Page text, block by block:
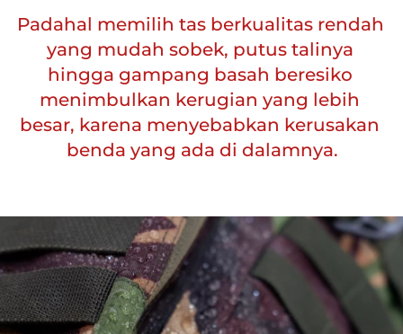
Padahal memilih tas berkualitas rendah
yang mudah sobek, putus talinya
hingga gampang basah beresiko
menimbulkan kerugian yang lebih
besar, karena menyebabkan kerusakan
benda yang ada di dalamnya.